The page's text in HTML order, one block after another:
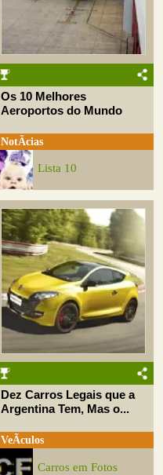
Os 10 Melhores
Aeroportos do Mundo
NotÃ­cias
Lista 10
Dez Carros Legais que a
Argentina Tem, Mas o...
VeÃ­culos
Carros em Fotos